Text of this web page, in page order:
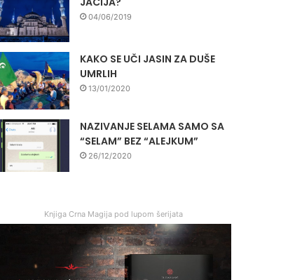
04/06/2019
KAKO SE UČI JASIN ZA DUŠE
UMRLIH
13/01/2020
NAZIVANJE SELAMA SAMO SA
“SELAM” BEZ “ALEJKUM”
26/12/2020
Knjiga Crna Magija pod lupom šerijata